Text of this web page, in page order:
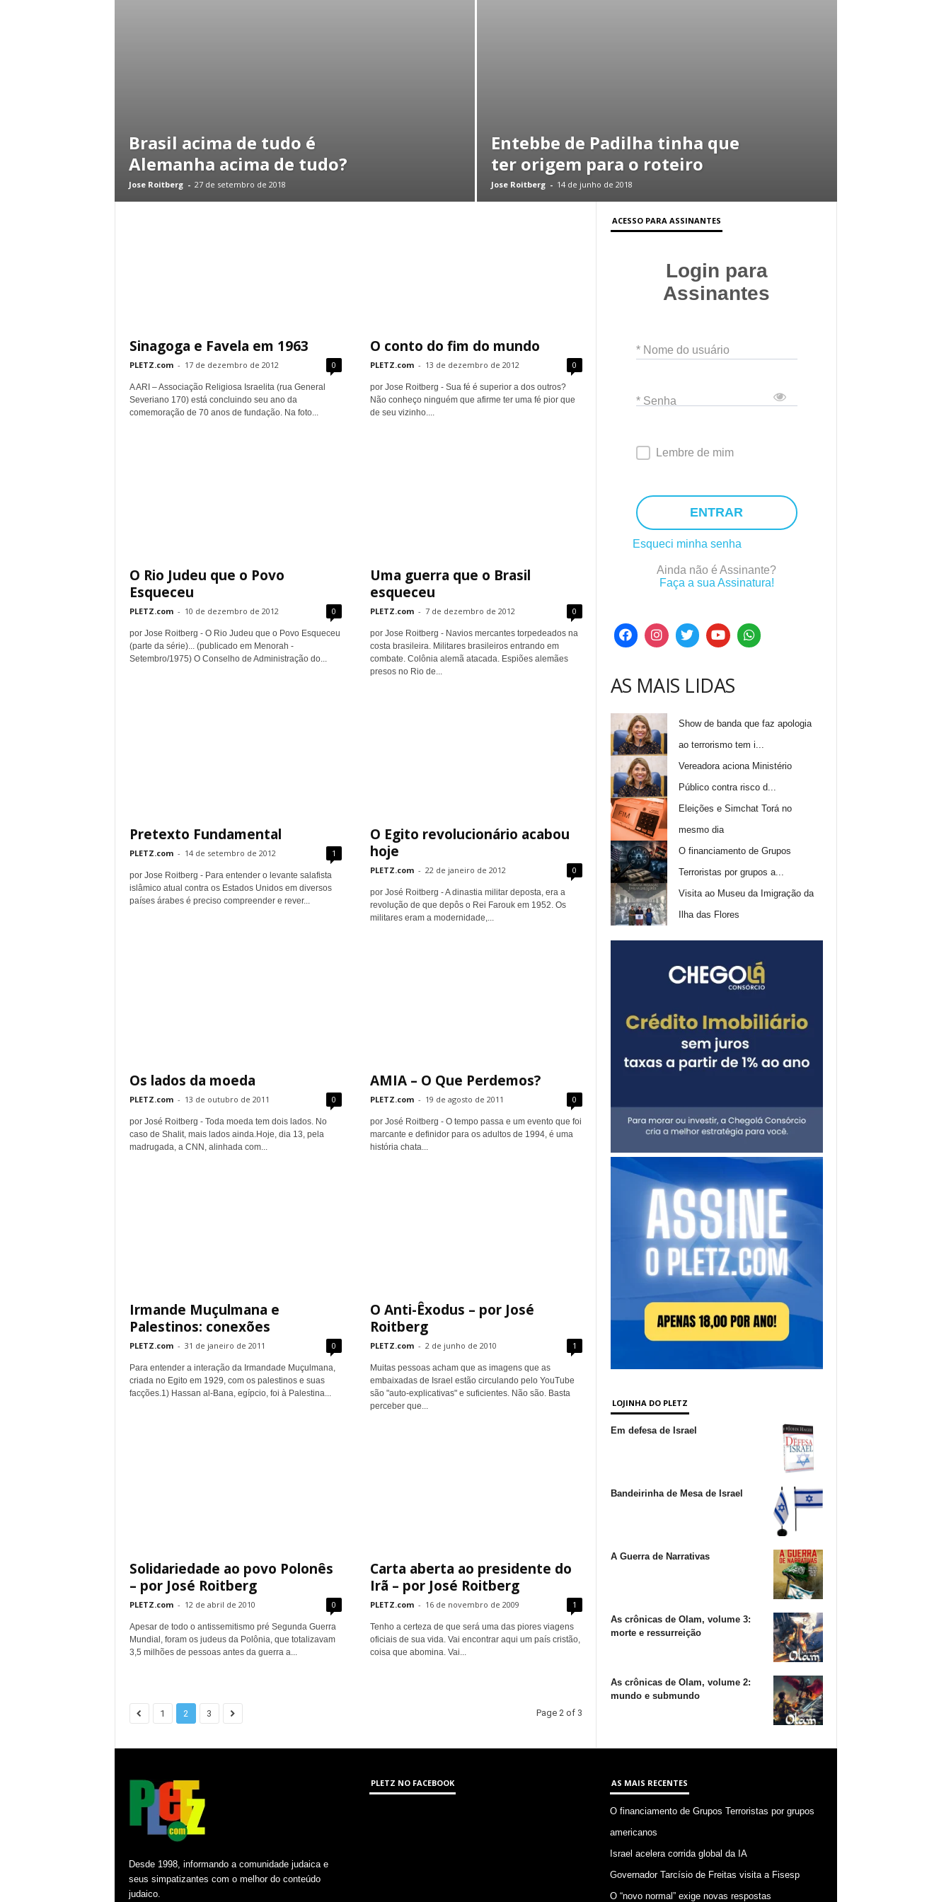
Brasil acima de tudo é
Alemanha acima de tudo?
Jose Roitberg - 27 de setembro de 2018
Entebbe de Padilha tinha que
ter origem para o roteiro
Jose Roitberg - 14 de junho de 2018
Sinagoga e Favela em 1963
PLETZ.com - 17 de dezembro de 2012 0
A ARI – Associação Religiosa Israelita (rua General
Severiano 170) está concluindo seu ano da
comemoração de 70 anos de fundação. Na foto...
O conto do fim do mundo
PLETZ.com - 13 de dezembro de 2012 0
por Jose Roitberg - Sua fé é superior a dos outros?
Não conheço ninguém que afirme ter uma fé pior que
de seu vizinho....
O Rio Judeu que o Povo
Esqueceu
PLETZ.com - 10 de dezembro de 2012 0
por Jose Roitberg - O Rio Judeu que o Povo Esqueceu
(parte da série)... (publicado em Menorah -
Setembro/1975) O Conselho de Administração do...
Uma guerra que o Brasil
esqueceu
PLETZ.com - 7 de dezembro de 2012 0
por Jose Roitberg - Navios mercantes torpedeados na
costa brasileira. Militares brasileiros entrando em
combate. Colônia alemã atacada. Espiões alemães
presos no Rio de...
Pretexto Fundamental
PLETZ.com - 14 de setembro de 2012 1
por Jose Roitberg - Para entender o levante salafista
islâmico atual contra os Estados Unidos em diversos
países árabes é preciso compreender e rever...
O Egito revolucionário acabou
hoje
PLETZ.com - 22 de janeiro de 2012 0
por José Roitberg - A dinastia militar deposta, era a
revolução de que depôs o Rei Farouk em 1952. Os
militares eram a modernidade,...
Os lados da moeda
PLETZ.com - 13 de outubro de 2011 0
por José Roitberg - Toda moeda tem dois lados. No
caso de Shalit, mais lados ainda.Hoje, dia 13, pela
madrugada, a CNN, alinhada com...
AMIA – O Que Perdemos?
PLETZ.com - 19 de agosto de 2011 0
por José Roitberg - O tempo passa e um evento que foi
marcante e definidor para os adultos de 1994, é uma
história chata...
Irmande Muçulmana e
Palestinos: conexões
PLETZ.com - 31 de janeiro de 2011 0
Para entender a interação da Irmandade Muçulmana,
criada no Egito em 1929, com os palestinos e suas
facções.1) Hassan al-Bana, egípcio, foi à Palestina...
O Anti-Êxodus – por José
Roitberg
PLETZ.com - 2 de junho de 2010 1
Muitas pessoas acham que as imagens que as
embaixadas de Israel estão circulando pelo YouTube
são "auto-explicativas" e suficientes. Não são. Basta
perceber que...
Solidariedade ao povo Polonês
– por José Roitberg
PLETZ.com - 12 de abril de 2010 0
Apesar de todo o antissemitismo pré Segunda Guerra
Mundial, foram os judeus da Polônia, que totalizavam
3,5 milhões de pessoas antes da guerra a...
Carta aberta ao presidente do
Irã – por José Roitberg
PLETZ.com - 16 de novembro de 2009 1
Tenho a certeza de que será uma das piores viagens
oficiais de sua vida. Vai encontrar aqui um país cristão,
coisa que abomina. Vai...
1 2 3 Page 2 of 3
ACESSO PARA ASSINANTES
Login para
Assinantes
* Nome do usuário
* Senha
Lembre de mim
ENTRAR
Esqueci minha senha
Ainda não é Assinante?
Faça a sua Assinatura!
AS MAIS LIDAS
Show de banda que faz apologia
ao terrorismo tem i...
Vereadora aciona Ministério
Público contra risco d...
Eleições e Simchat Torá no
mesmo dia
O financiamento de Grupos
Terroristas por grupos a...
Visita ao Museu da Imigração da
Ilha das Flores
LOJINHA DO PLETZ
Em defesa de Israel
Bandeirinha de Mesa de Israel
A Guerra de Narrativas
As crônicas de Olam, volume 3:
morte e ressurreição
As crônicas de Olam, volume 2:
mundo e submundo
Desde 1998, informando a comunidade judaica e
seus simpatizantes com o melhor do conteúdo
judaico.
PLETZ NO FACEBOOK AS MAIS RECENTES
O financiamento de Grupos Terroristas por grupos
americanos
Israel acelera corrida global da IA
Governador Tarcísio de Freitas visita a Fisesp
O “novo normal” exige novas respostas